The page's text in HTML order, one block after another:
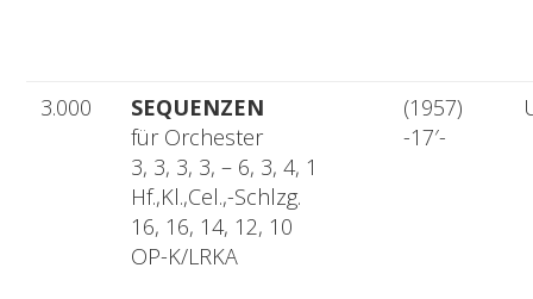
3.000
SEQUENZEN
für Orchester
3, 3, 3, 3, – 6, 3, 4, 1
Hf.,Kl.,Cel.,-Schlzg.
16, 16, 14, 12, 10
OP-K/LRKA
(1957)
-17′-